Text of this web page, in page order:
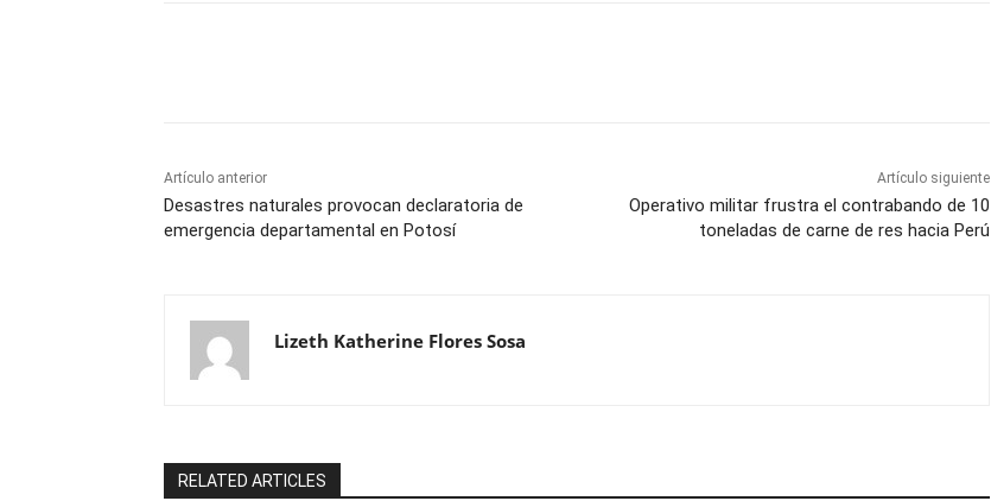
Artículo anterior
Desastres naturales provocan declaratoria de
emergencia departamental en Potosí
Artículo siguiente
Operativo militar frustra el contrabando de 10
toneladas de carne de res hacia Perú
Lizeth Katherine Flores Sosa
RELATED ARTICLES